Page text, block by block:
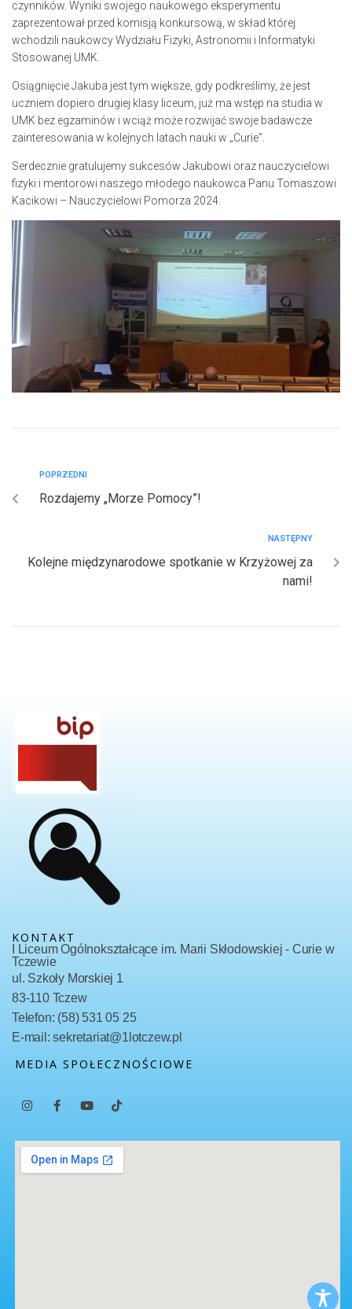
czynników. Wyniki swojego naukowego eksperymentu
zaprezentował przed komisją konkursową, w skład której
wchodzili naukowcy Wydziału Fizyki, Astronomii i Informatyki
Stosowanej UMK.
Osiągnięcie Jakuba jest tym większe, gdy podkreślimy, że jest
uczniem dopiero drugiej klasy liceum, już ma wstęp na studia w
UMK bez egzaminów i wciąż może rozwijać swoje badawcze
zainteresowania w kolejnych latach nauki w „Curie”.
Serdecznie gratulujemy sukcesów Jakubowi oraz nauczycielowi
fizyki i mentorowi naszego młodego naukowca Panu Tomaszowi
Kacikowi – Nauczycielowi Pomorza 2024.
POPRZEDNI
Rozdajemy „Morze Pomocy”!
NASTĘPNY
Kolejne międzynarodowe spotkanie w Krzyżowej za
nami!
KONTAKT
I Liceum Ogólnokształcące im. Marii Skłodowskiej - Curie w
Tczewie
ul. Szkoły Morskiej 1
83-110 Tczew
Telefon: (58) 531 05 25
E-mail: sekretariat@1lotczew.pl
MEDIA SPOŁECZNOŚCIOWE